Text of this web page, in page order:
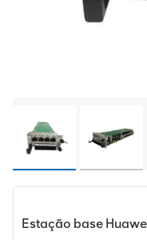
Estação base